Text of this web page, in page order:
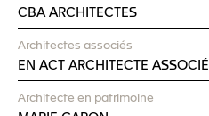
CBA ARCHITECTES
Architectes associés
EN ACT ARCHITECTE ASSOCIÉ
Architecte en patrimoine